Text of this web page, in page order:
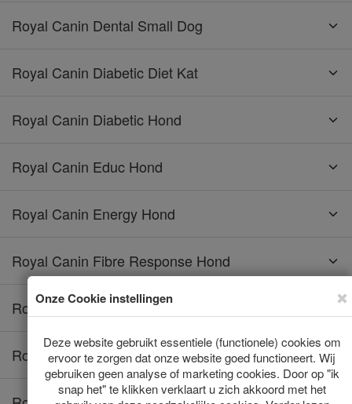
Royal Canin Dental Small Dog
Royal Canin Diabetic Diet Kat
Royal Canin Diabetic Hond
Royal Canin Educ Hond
Royal Canin Energy Hond
Royal Canin Fibre Response Hond
Royal Canin Fibre Response Kat
Royal Canin Gastro Intestinal Hond